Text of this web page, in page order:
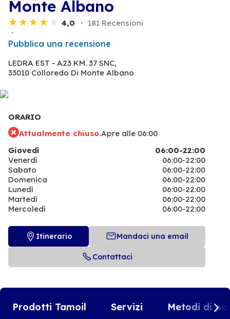
Monte Albano
4,0 181 Recensioni
Pubblica una recensione
LEDRA EST - A23 KM. 37 SNC,
33010 Colloredo Di Monte Albano
ORARIO
Attualmente chiuso.Apre alle 06:00
Giovedì
06:00-22:00
Venerdì
06:00-22:00
Sabato
06:00-22:00
Domenica
06:00-22:00
Lunedì
06:00-22:00
Martedì
06:00-22:00
Mercoledì
06:00-22:00
Itinerario Mandaci una email
Contattaci
Prodotti Tamoil Servizi Metodi di